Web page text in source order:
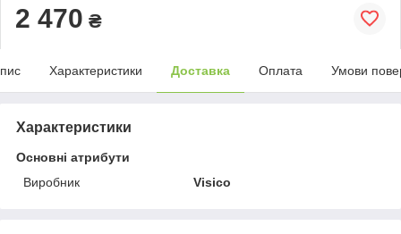
2 470 ₴
Характеристики Доставка Оплата Умови
Характеристики
Основні атрибути
Виробник
Visico